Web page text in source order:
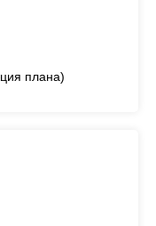
плана)